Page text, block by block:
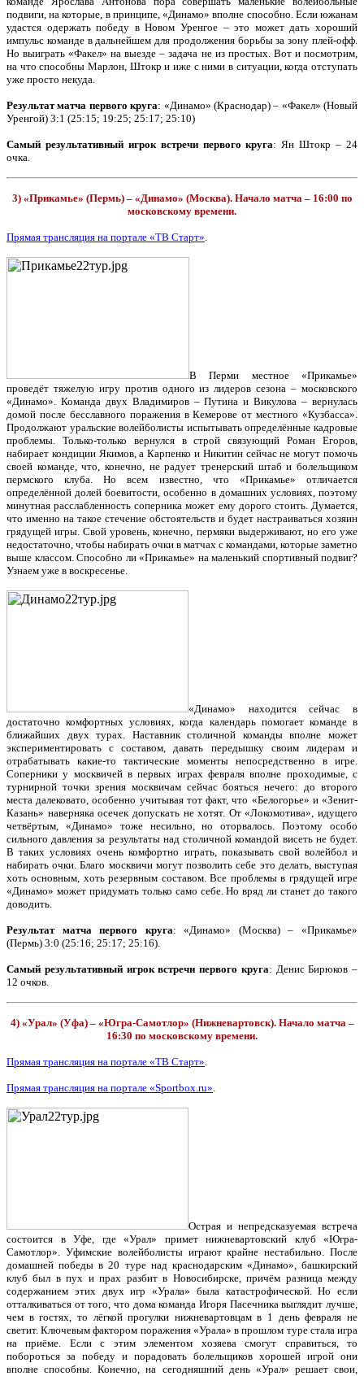
подвиги, на которые, в принципе, «Динамо» вполне способно. Если южанам
удастся одержать победу в Новом Уренгое – это может дать хороший
импульс команде в дальнейшем для продолжения борьбы за зону плей-офф.
Но выиграть «Факел» на выезде – задача не из простых. Вот и посмотрим,
на что способны Марлон, Штокр и иже с ними в ситуации, когда отступать
уже просто некуда.
Результат матча первого круга: «Динамо» (Краснодар) – «Факел» (Новый
Уренгой) 3:1 (25:15; 19:25; 25:17; 25:10)
Самый результативный игрок встречи первого круга: Ян Штокр – 24
очка.
3) «Прикамье» (Пермь) – «Динамо» (Москва). Начало матча – 16:00 по
московскому времени.
Прямая трансляция на портале «ТВ Старт».
В Перми местное «Прикамье»
проведёт тяжелую игру против одного из лидеров сезона – московского
«Динамо». Команда двух Владимиров – Путина и Викулова – вернулась
домой после бесславного поражения в Кемерове от местного «Кузбасса».
Продолжают уральские волейболисты испытывать определённые кадровые
проблемы. Только-только вернулся в строй связующий Роман Егоров,
набирает кондиции Якимов, а Карпенко и Никитин сейчас не могут помочь
своей команде, что, конечно, не радует тренерский штаб и болельщиком
пермского клуба. Но всем известно, что «Прикамье» отличается
определённой долей боевитости, особенно в домашних условиях, поэтому
минутная расслабленность соперника может ему дорого стоить. Думается,
что именно на такое стечение обстоятельств и будет настраиваться хозяин
грядущей игры. Свой уровень, конечно, пермяки выдерживают, но его уже
недостаточно, чтобы набирать очки в матчах с командами, которые заметно
выше классом. Способно ли «Прикамье» на маленький спортивный подвиг?
Узнаем уже в воскресенье.
«Динамо» находится сейчас в
достаточно комфортных условиях, когда календарь помогает команде в
ближайших двух турах. Наставник столичной команды вполне может
экспериментировать с составом, давать передышку своим лидерам и
отрабатывать какие-то тактические моменты непосредственно в игре.
Соперники у москвичей в первых играх февраля вполне проходимые, с
турнирной точки зрения москвичам сейчас бояться нечего: до второго
места далековато, особенно учитывая тот факт, что «Белогорье» и «Зенит-
Казань» наверняка осечек допускать не хотят. От «Локомотива», идущего
четвёртым, «Динамо» тоже несильно, но оторвалось. Поэтому особо
сильного давления за результаты над столичной командой висеть не будет.
В таких условиях очень комфортно играть, показывать свой волейбол и
набирать очки. Благо москвичи могут позволить себе это делать, выступая
хоть основным, хоть резервным составом. Все проблемы в грядущей игре
«Динамо» может придумать только само себе. Но вряд ли станет до такого
доводить.
Результат матча первого круга: «Динамо» (Москва) – «Прикамье»
(Пермь) 3:0 (25:16; 25:17; 25:16).
Самый результативный игрок встречи первого круга: Денис Бирюков –
12 очков.
4) «Урал» (Уфа) – «Югра-Самотлор» (Нижневартовск). Начало матча –
16:30 по московскому времени.
Прямая трансляция на портале «ТВ Старт».
Прямая трансляция на портале «Sportbox.ru».
Острая и непредсказуемая встреча
состоится в Уфе, где «Урал» примет нижневартовский клуб «Югра-
Самотлор». Уфимские волейболисты играют крайне нестабильно. После
домашней победы в 20 туре над краснодарским «Динамо», башкирский
клуб был в пух и прах разбит в Новосибирске, причём разница между
содержанием этих двух игр «Урала» была катастрофической. Но если
отталкиваться от того, что дома команда Игоря Пасечника выглядит лучше,
чем в гостях, то лёгкой прогулки нижневартовцам в 1 день февраля не
светит. Ключевым фактором поражения «Урала» в прошлом туре стала игра
на приёме. Если с этим элементом хозяева смогут справиться, то
побороться за победу и порадовать болельщиков хорошей игрой они
вполне способны. Конечно, на сегодняшний день «Урал» решает свои,